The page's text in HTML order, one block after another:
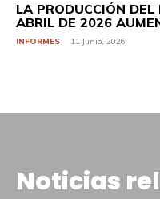
LA PRODUCCIÓN
ABRIL DE 2026
INFORMES 11 Junio, 2026
Noticias